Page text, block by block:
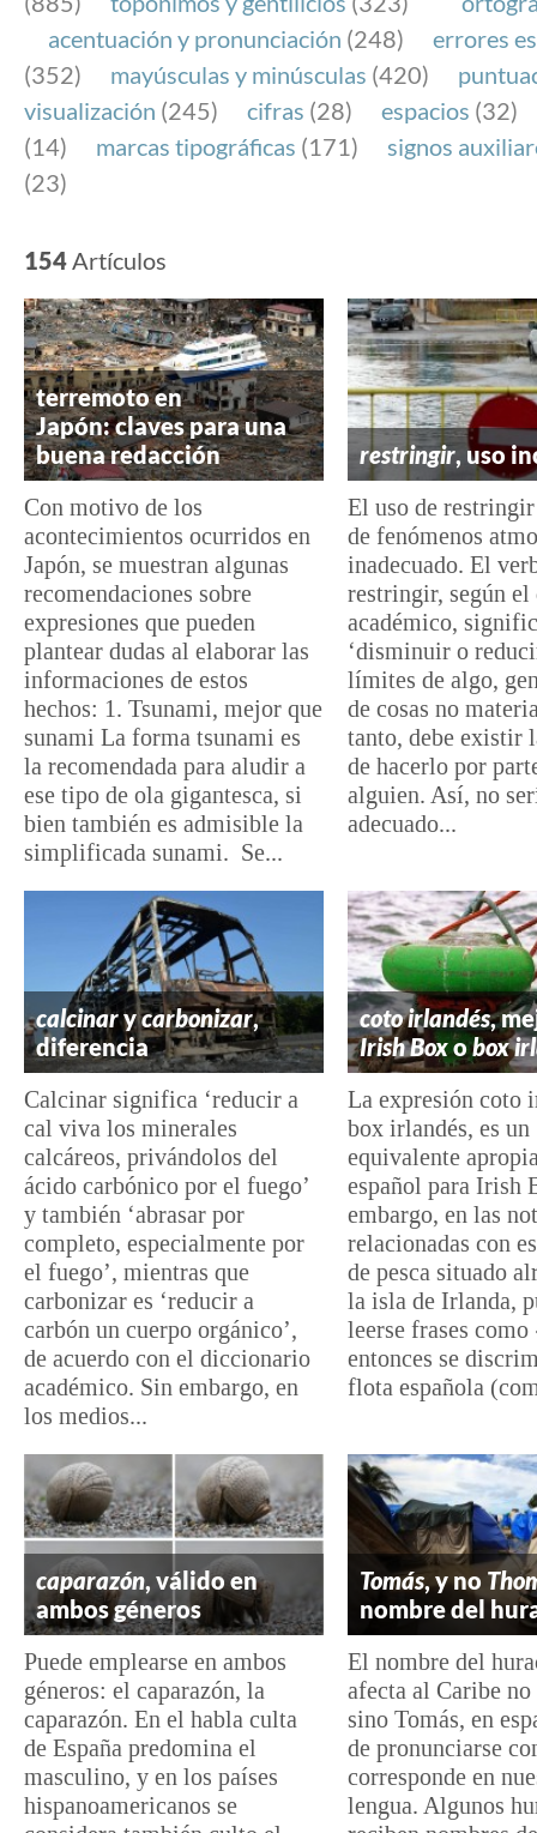
acentuación y pronunciación (248)
errores
(352)
mayúsculas y minúsculas (420)
visualización (245) cifras (28) espacios (32)
(14)
marcas tipográficas (171)
signos
(23)
154Artículos
terremoto en
Japón: claves para una
buena redacción
Con motivo de los
acontecimientos ocurridos en
Japón, se muestran algunas
recomendaciones sobre
expresiones que pueden
plantear dudas al elaborar las
informaciones de estos
hechos: 1. Tsunami, mejor que
sunami La forma tsunami es
la recomendada para aludir a
ese tipo de ola gigantesca, si
bien también es admisible la
simplificada sunami. Se...
restringir, uso
El uso de
de fenómenos
inadecuado. El
restringir, según
académico,
‘disminuir o
límites de algo,
de cosas no
tanto, debe existir
de hacerlo por
alguien. Así, no
adecuado...
calcinarycarbonizar,
diferencia
Calcinar significa ‘reducir a
cal viva los minerales
calcáreos, privándolos del
ácido carbónico por el fuego’
y también ‘abrasar por
completo, especialmente por
el fuego’, mientras que
carbonizar es ‘reducir a
carbón un cuerpo orgánico’,
de acuerdo con el diccionario
académico. Sin embargo, en
los medios...
coto irlandés,
Irish Boxobox
La expresión coto
box irlandés, es un
equivalente
español para Irish
embargo, en las
relacionadas con
de pesca situado
la isla de Irlanda,
leerse frases como
entonces se
flota española
caparazón, válido en
ambos géneros
Puede emplearse en ambos
géneros: el caparazón, la
caparazón. En el habla culta
de España predomina el
masculino, y en los países
hispanoamericanos se
Tomás, y no
nombre del
El nombre del
afecta al Caribe no
sino Tomás, en
de pronunciarse
corresponde en
lengua. Algunos